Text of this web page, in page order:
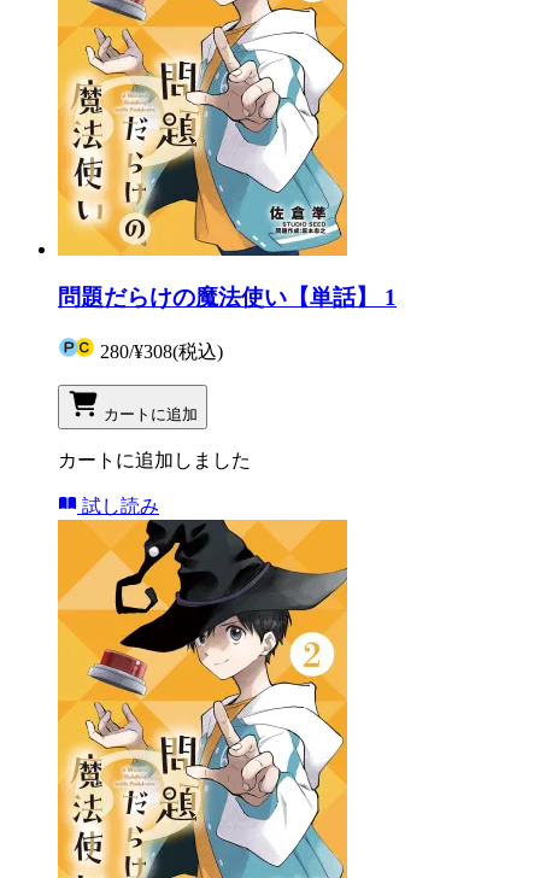
問題だらけの魔法使い【単話】 1
280/¥308(税込)
カートに追加
カートに追加しました
試し読み